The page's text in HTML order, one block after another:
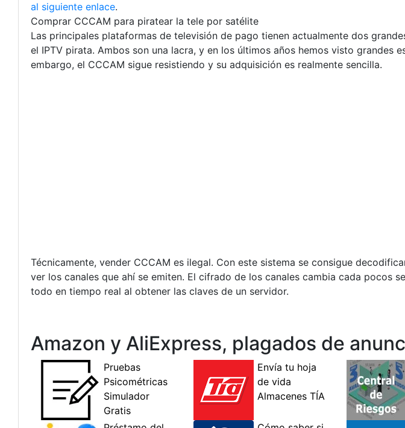
al siguiente enlace.
Comprar CCCAM para piratear la tele por satélite
Las principales plataformas de televisión de pago tienen actualmente dos
el IPTV pirata. Ambos son una lacra, y en los últimos años hemos visto grandes
embargo, el CCCAM sigue resistiendo y su adquisición es realmente sencilla.
Técnicamente, vender CCCAM es ilegal. Con este sistema se consigue
ver los canales que ahí se emiten. El cifrado de los canales cambia cada pocos
todo en tiempo real al obtener las claves de un servidor.
Amazon y AliExpress, plagados de